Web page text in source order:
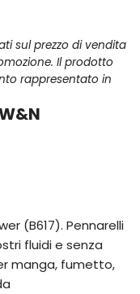
sul prezzo di vendita
Il prodotto
rappresentato in
(B617). Pennarelli
fluidi e senza
manga, fumetto,